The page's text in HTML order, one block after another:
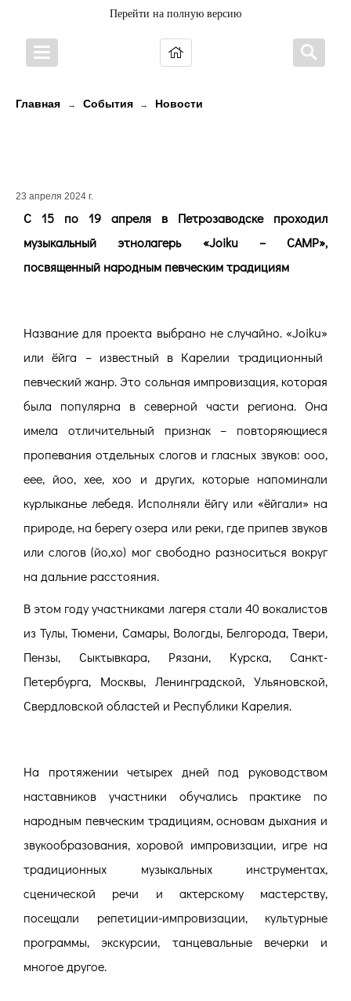
Перейти на полную версию
Главная → События → Новости
23 апреля 2024 г.
С 15 по 19 апреля в Петрозаводске проходил
музыкальный этнолагерь «Joiku– CAMP»,
посвященный народным певческим традициям
Название для проекта выбрано не случайно. «Joiku»
или ёйга – известный в Карелии традиционный
певческий жанр. Это сольная импровизация, которая
была популярна в северной части региона. Она
имела отличительный признак – повторяющиеся
пропевания отдельных слогов и гласных звуков: ооо,
еее, йoo, хee, хoo и других, которые напоминали
курлыканье лебедя. Исполняли ёйгу или «ёйгали» на
природе, на берегу озера или реки, где припев звуков
или слогов (йо,хо) мог свободно разноситься вокруг
на дальние расстояния.
В этом году участниками лагеря стали 40 вокалистов
из Тулы, Тюмени, Самары, Вологды, Белгорода, Твери,
Пензы, Сыктывкара, Рязани, Курска, Санкт-
Петербурга, Москвы, Ленинградской, Ульяновской,
Свердловской областей и Республики Карелия.
На протяжении четырех дней под руководством
наставников участники обучались практике по
народным певческим традициям, основам дыхания и
звукообразования, хоровой импровизации, игре на
традиционных музыкальных инструментах,
сценической речи и актерскому мастерству,
посещали репетиции-импровизации, культурные
программы, экскурсии, танцевальные вечерки и
многое другое.